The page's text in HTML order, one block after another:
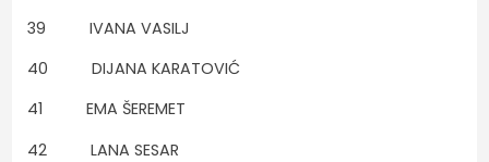
39 IVANA VASILJ
40 DIJANA KARATOVIĆ
41 EMA ŠEREMET
42 LANA SESAR